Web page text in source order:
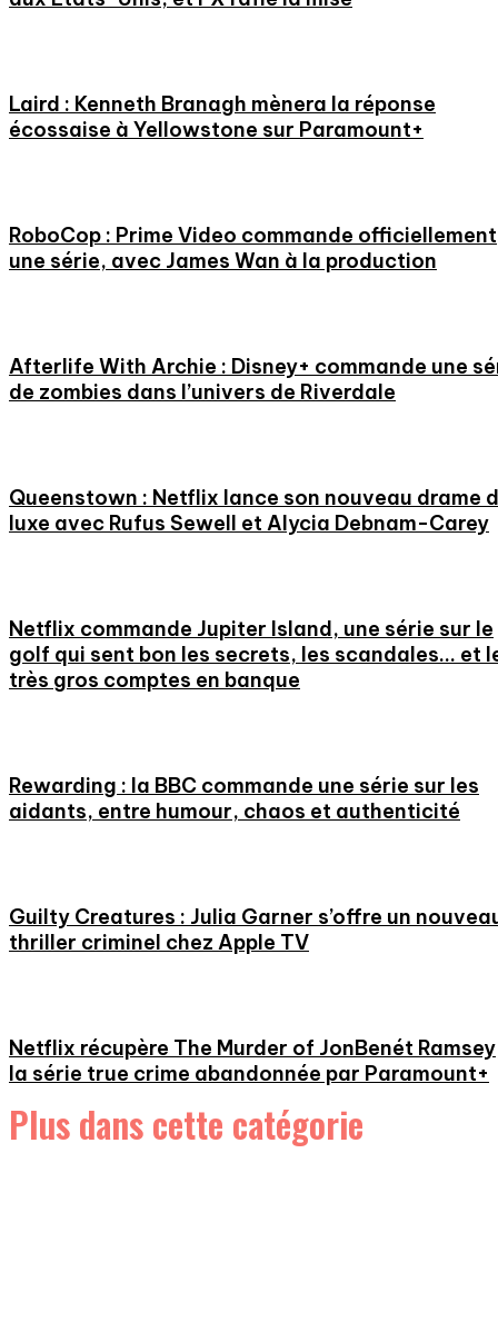
Laird : Kenneth Branagh mènera la réponse
écossaise à Yellowstone sur Paramount+
RoboCop : Prime Video commande officiellement
une série, avec James Wan à la production
Afterlife With Archie : Disney+ commande une
de zombies dans l’univers de Riverdale
Queenstown : Netflix lance son nouveau drame
luxe avec Rufus Sewell et Alycia Debnam-Carey
Netflix commande Jupiter Island, une série sur le
golf qui sent bon les secrets, les scandales… et
très gros comptes en banque
Rewarding : la BBC commande une série sur les
aidants, entre humour, chaos et authenticité
Guilty Creatures : Julia Garner s’offre un
thriller criminel chez Apple TV
Netflix récupère The Murder of JonBenét
la série true crime abandonnée par Paramount+
Plus dans cette catégorie